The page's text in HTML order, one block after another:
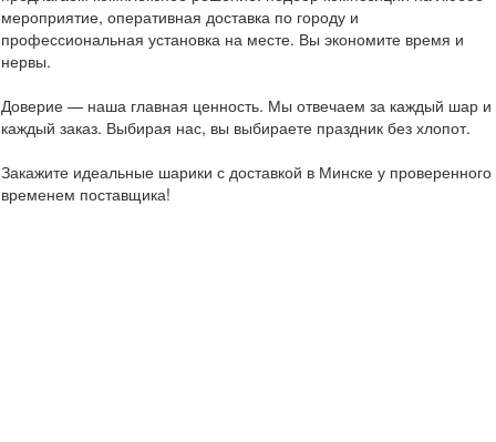
мероприятие, оперативная доставка по городу и
профессиональная установка на месте. Вы экономите время и
нервы.
Доверие — наша главная ценность. Мы отвечаем за каждый шар и
каждый заказ. Выбирая нас, вы выбираете праздник без хлопот.
Закажите идеальные шарики с доставкой в Минске у проверенного
временем поставщика!